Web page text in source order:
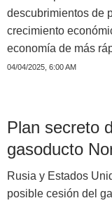
descubrimientos de
crecimiento
economía de más
04/04/2025, 6:00 AM
Plan secreto
gasoducto
Rusia y Estados
posible cesión del